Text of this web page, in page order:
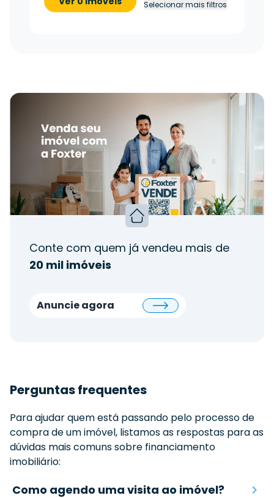
Selecionar mais filtros
Conte com quem já vendeu mais de
20 mil imóveis
Anuncie agora
Perguntas frequentes
Para ajudar quem está passando pelo processo de
compra de um imóvel, listamos as respostas para as
dúvidas mais comuns sobre financiamento
imobiliário:
Como agendo uma visita ao imóvel?